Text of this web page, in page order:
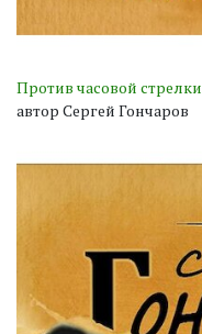
Против часовой стрелки
автор Сергей Гончаров